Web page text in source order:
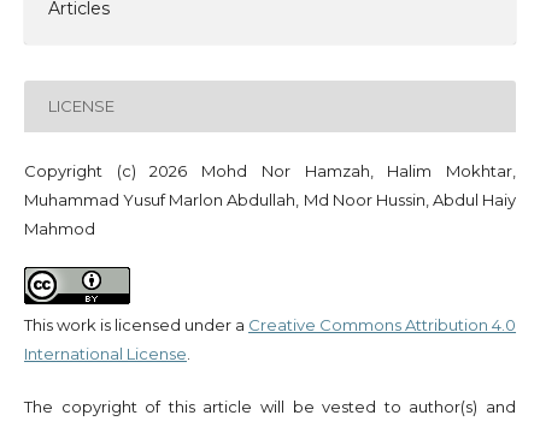
Articles
LICENSE
Copyright (c) 2026 Mohd Nor Hamzah, Halim Mokhtar,
Muhammad Yusuf Marlon Abdullah, Md Noor Hussin, Abdul Haiy
Mahmod
This work is licensed under a Creative Commons Attribution 4.0
International License
The copyright of this article will be vested to author(s) and